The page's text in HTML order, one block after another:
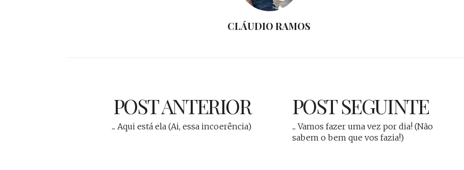
CLÁUDIO RAMOS
POST ANTERIOR
... Aqui está ela (Ai, essa incoerência)
POST SEGUINTE
... Vamos fazer uma vez por dia! (Não
sabem o bem que vos fazia!)